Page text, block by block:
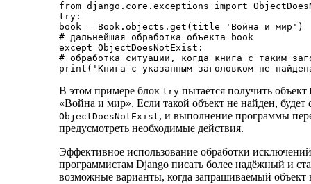
from django.core.exceptions import
try:
book = Book.objects.get(title='Война и мир')
# дальнейшая обработка объекта book
except ObjectDoesNotExist:
# обработка ситуации, когда книга с таким
В этом примере блок try пытается получить объект
«Война и мир». Если такой объект не найден, будет
ObjectDoesNotExist, и выполнение программы
предусмотреть необходимые действия.
Эффективное использование обработки
программистам Django писать более надёжный и
возможные варианты, когда запрашиваемый объект